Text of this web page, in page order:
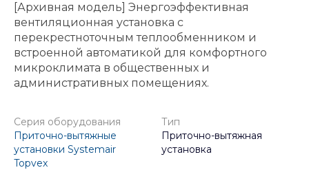
[Архивная модель] Энергоэффективная
вентиляционная установка с
перекрестноточным теплообменником и
встроенной автоматикой для комфортного
микроклимата в общественных и
административных помещениях.
Серия оборудования
Приточно-вытяжные
установки Systemair
Topvex
Тип
Приточно-вытяжная
установка